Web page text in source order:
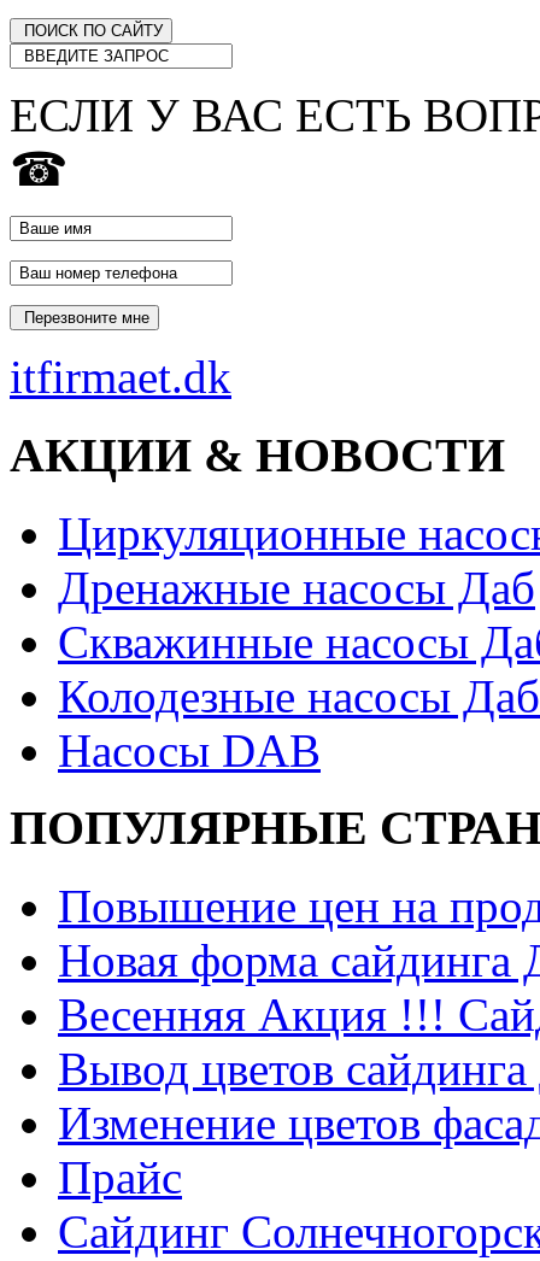
ЕСЛИ У ВАС ЕСТЬ
☎
itfirmaet.dk
АКЦИИ & НОВОСТИ
Циркуляционные
Дренажные насосы Даб
Скважинные насосы
Колодезные насосы Даб
Насосы DAB
ПОПУЛЯРНЫЕ
Повышение цен на
Новая форма
Весенняя Акция !!!
Вывод цветов
Изменение цветов
Прайс
Сайдинг